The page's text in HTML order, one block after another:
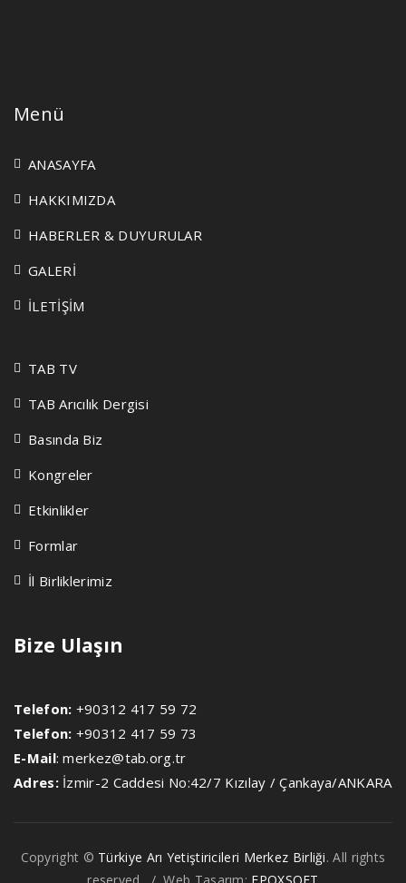
Menü
ANASAYFA
HAKKIMIZDA
HABERLER & DUYURULAR
GALERİ
İLETİŞİM
TAB TV
TAB Arıcılık Dergisi
Basında Biz
Kongreler
Etkinlikler
Formlar
İl Birliklerimiz
Bize Ulaşın
Telefon: +90312 417 59 72
Telefon: +90312 417 59 73
E-Mail:merkez@tab.org.tr
Adres: İzmir-2 Caddesi No:42/7 Kızılay / Çankaya/ANKARA
Copyright © Türkiye Arı Yetiştiricileri Merkez Birliği. All rights